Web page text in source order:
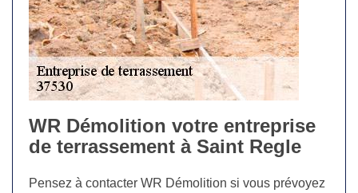
WR Démolition votre entreprise
de terrassement à Saint Regle
Pensez à contacter WR Démolition si vous prévoyez